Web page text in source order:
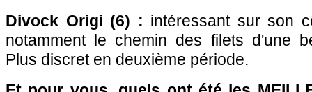
Divock Origi (6) : intéressant sur son
notamment le chemin des filets d'une
Plus discret en deuxième période.